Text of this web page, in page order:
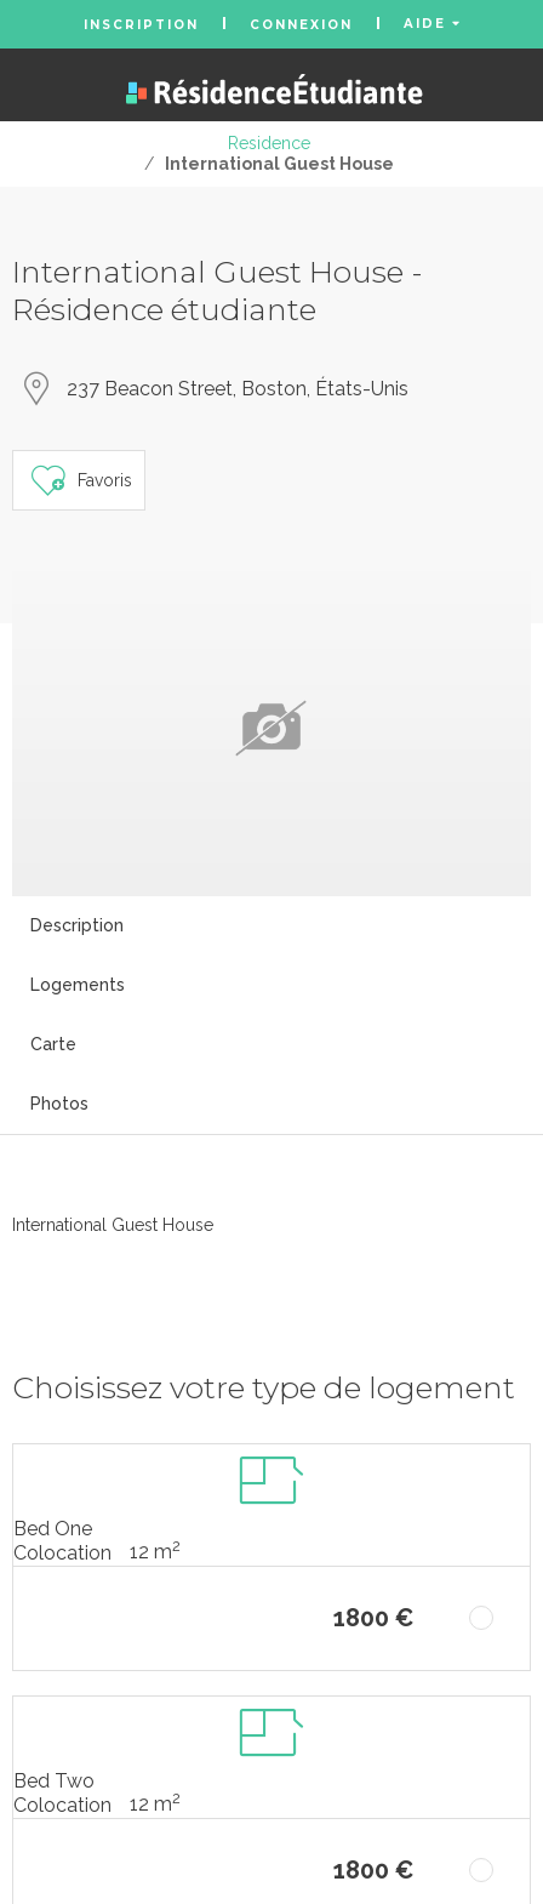
INSCRIPTION CONNEXION AIDE
Residence
/
International Guest House
International Guest House -
Résidence étudiante
237 Beacon Street, Boston, États-Unis
Favoris
Description
Logements
Carte
Photos
International Guest House
Choisissez votre type de logement
Bed One
Colocation
12 m2
1800 €
Bed Two
Colocation
12 m2
1800 €